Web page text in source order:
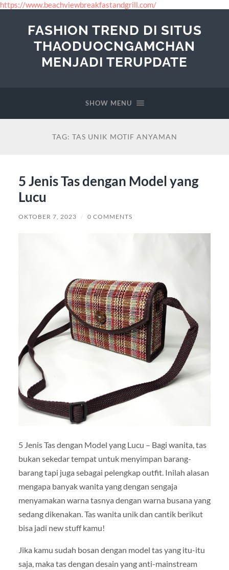
https://www.beachviewbreakfastandgrill.com/
FASHION TREND DI SITUS
THAODUOCNGAMCHAN
MENJADI TERUPDATE
SHOW MENU
TAG: TAS UNIK MOTIF ANYAMAN
5 Jenis Tas dengan Model yang
Lucu
OKTOBER 7, 2023 / 0 COMMENTS
5 Jenis Tas dengan Model yang Lucu – Bagi wanita, tas
bukan sekedar tempat untuk menyimpan barang-
barang tapi juga sebagai pelengkap outfit. Inilah alasan
mengapa banyak wanita yang dengan sengaja
menyamakan warna tasnya dengan warna busana yang
sedang dikenakan. Tas wanita unik dan cantik berikut
bisa jadi new stuff kamu!
Jika kamu sudah bosan dengan model tas yang itu-itu
saja, maka tas dengan desain yang anti-mainstream